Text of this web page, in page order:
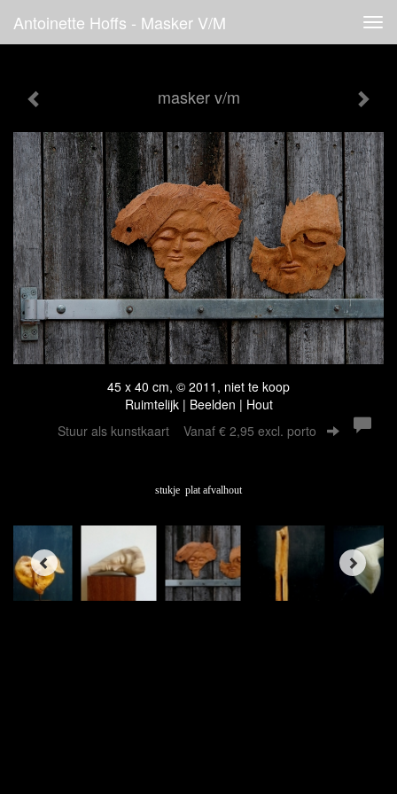
Antoinette Hoffs - Masker V/m
masker v/m
45 x 40 cm, © 2011, niet te koop
Ruimtelijk | Beelden | Hout
Stuur als kunstkaart Vanaf € 2,95 excl. porto
stukje plat afvalhout